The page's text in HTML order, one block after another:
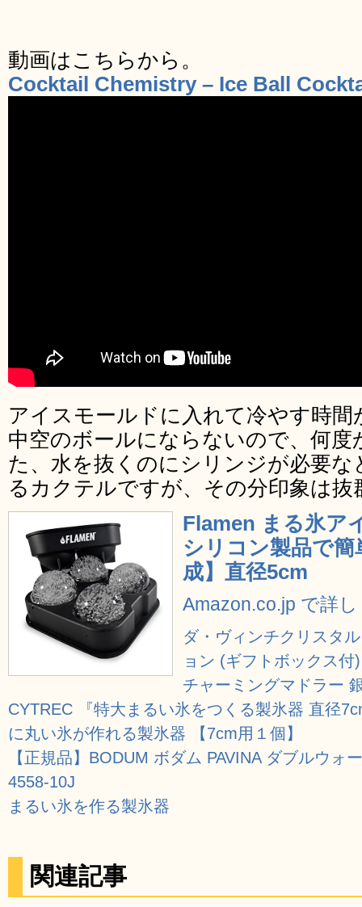
動画はこちらから。
Cocktail Chemistry – Ice Ball
アイスモールドに入れて冷やす時
中空のボールにならないので、何度
た、水を抜くのにシリンジが必要
るカクテルですが、その分印象は抜
Flamen まる氷ア
シリコン製品で
成】直径5cm
Amazon.co.jp で詳
ダ・ヴィンチクリスタ
ョン (ギフトボックス付
チャーミングマドラー
CYTREC 『特大まるい氷をつくる製氷器 直径
に丸い氷が作れる製氷器 【7cm用１個】
【正規品】BODUM ボダム PAVINA ダブルウォ
4558-10J
まるい氷を作る製氷器
関連記事